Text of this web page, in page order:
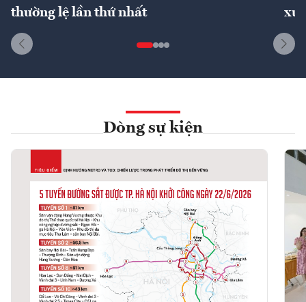
thường lệ lần thứ nhất
Dòng sự kiện